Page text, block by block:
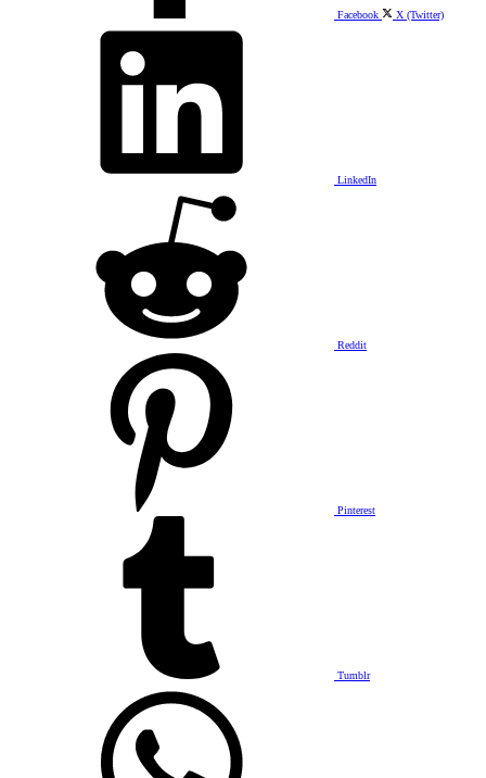
Facebook X (Twitter)
LinkedIn
Reddit
Pinterest
Tumblr